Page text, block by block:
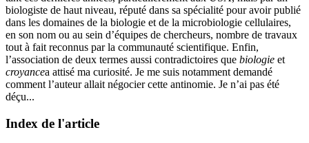
biologiste de haut niveau, réputé dans sa spécialité pour avoir publié
dans les domaines de la biologie et de la microbiologie cellulaires,
en son nom ou au sein d’équipes de chercheurs, nombre de travaux
tout à fait reconnus par la communauté scientifique. Enfin,
l’association de deux termes aussi contradictoires que biologie et
croyancea attisé ma curiosité. Je me suis notamment demandé
comment l’auteur allait négocier cette antinomie. Je n’ai pas été
déçu...
Index de l'article